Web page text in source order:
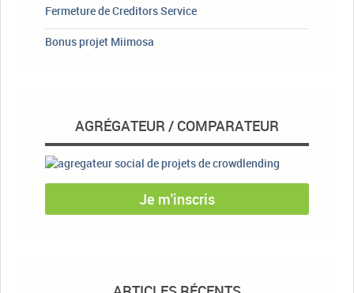
Fermeture de Creditors Service
Bonus projet Miimosa
AGRÉGATEUR / COMPARATEUR
Je m'inscris